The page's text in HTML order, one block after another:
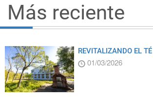
Más reciente
REVITALIZANDO EL TÉ
01/03/2026